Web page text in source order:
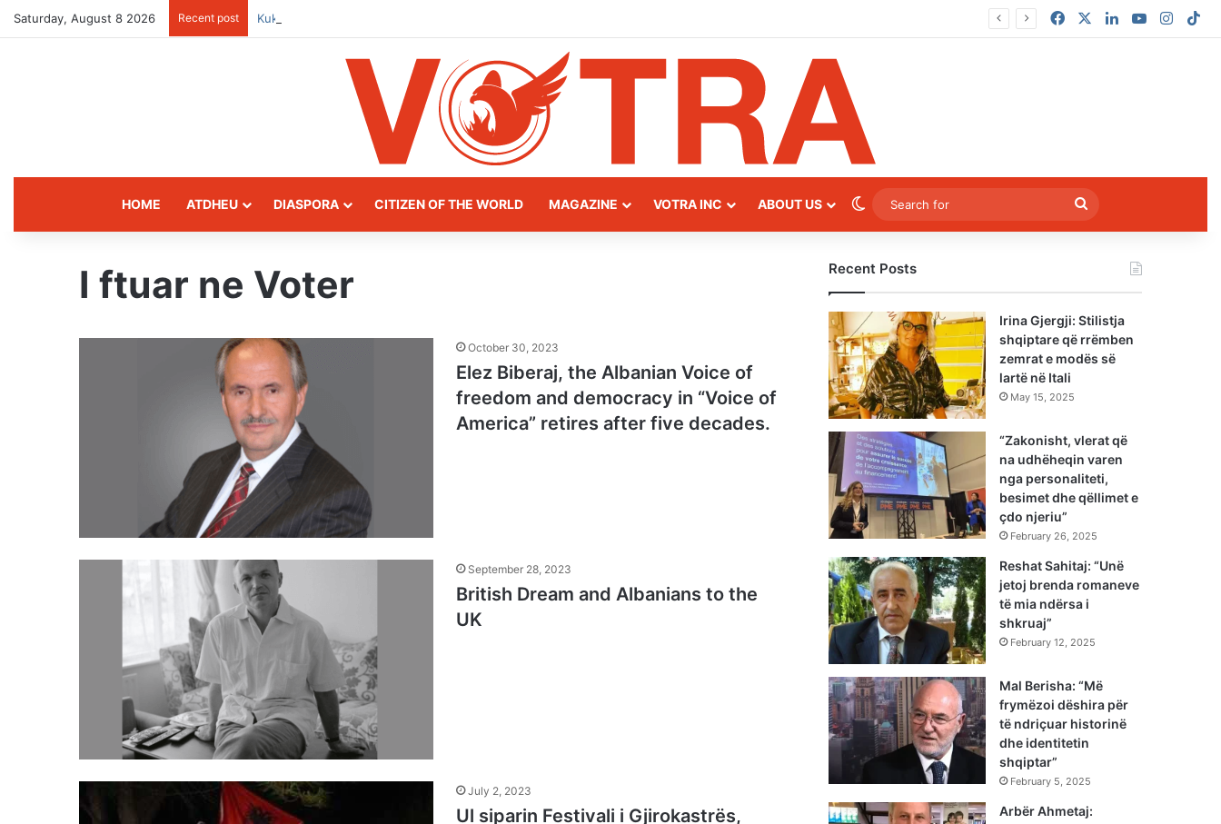
Saturday, August 8 2026 Recent post Kukës: The Mountain Gateway of Northern Albania FacebookLinkedInYouTube
HOME ATDHEU DIASPORA CITIZEN OF THE WORLD MAGAZINE VOTRA INC ABOUT US Switch skin
Search
for
I ftuar ne Voter
October 30, 2023
Elez Biberaj, the Albanian Voice of
freedom and democracy in “Voice of
America” retires after five decades.
September 28, 2023
British Dream and Albanians to the
UK
July 2, 2023
Ul siparin Festivali i Gjirokastrës,
Recent Posts
Irina Gjergji: Stilistja
shqiptare që rrëmben
zemrat e modës së
lartë në Itali
May 15, 2025
“Zakonisht, vlerat që
na udhëheqin varen
nga personaliteti,
besimet dhe qëllimet e
çdo njeriu”
February 26, 2025
Reshat Sahitaj: “Unë
jetoj brenda romaneve
të mia ndërsa i
shkruaj”
February 12, 2025
Mal Berisha: “Më
frymëzoi dëshira për
të ndriçuar historinë
dhe identitetin
shqiptar”
February 5, 2025
Arbër Ahmetaj: